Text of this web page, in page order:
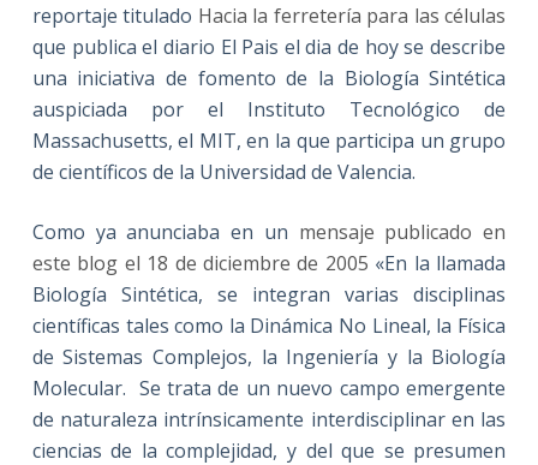
d
o
reportaje titulado Hacia la ferretería para las células
que publica el diario El Pais el dia de hoy se describe
una iniciativa de fomento de la Biología Sintética
auspiciada por el Instituto Tecnológico de
Massachusetts, el MIT, en la que participa un grupo
de científicos de la Universidad de Valencia.
Como ya anunciaba en un mensaje publicado en
este blog el 18 de diciembre de 2005 «En la llamada
Biología Sintética, se integran varias disciplinas
científicas tales como la Dinámica No Lineal, la Física
de Sistemas Complejos, la Ingeniería y la Biología
Molecular. Se trata de un nuevo campo emergente
de naturaleza intrínsicamente interdisciplinar en las
ciencias de la complejidad, y del que se presumen